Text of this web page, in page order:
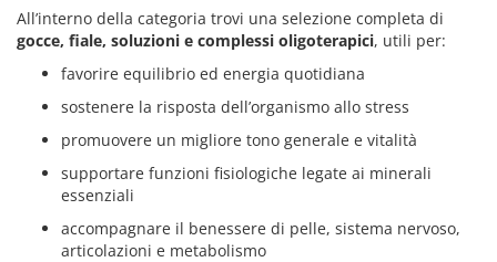
All’interno della categoria trovi una selezione completa di
gocce, fiale, soluzioni e complessi oligoterapici, utili per:
favorire equilibrio ed energia quotidiana
sostenere la risposta dell’organismo allo stress
promuovere un migliore tono generale e vitalità
supportare funzioni fisiologiche legate ai minerali
essenziali
accompagnare il benessere di pelle, sistema nervoso,
articolazioni e metabolismo